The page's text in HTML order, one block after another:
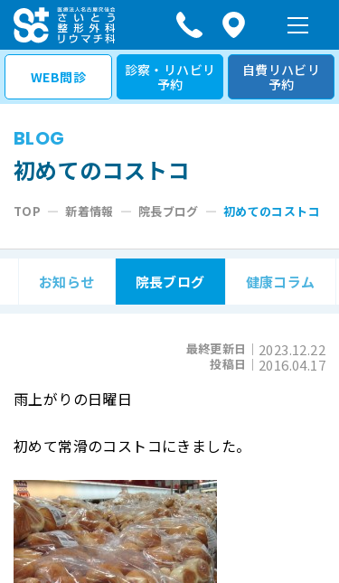
コ
ン
テ
WEB問診
診察・リハビリ
予約
自費リハビリ
予約
BLOG
初めてのコストコ
TOP —新着情報 — 院長ブログ — 初めてのコストコ
お知らせ 院長ブログ 健康コラム
投稿日｜ 2016.04.17
最終更新日｜ 2023.12.22
雨上がりの日曜日
初めて常滑のコストコにきました。